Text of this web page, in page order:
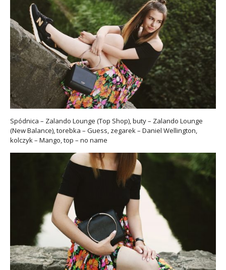
Spódnica – Zalando Lounge (Top Shop), buty – Zalando Lounge
(New Balance), torebka – Guess, zegarek – Daniel Wellington,
kolczyk – Mango, top – no name